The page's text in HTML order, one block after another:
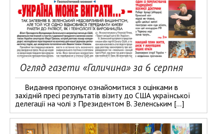
Огляд газети «Галичина» за 6 серпня
Видання пропонує ознайомитися з оцінками в
західній пресі результатів візиту до США української
делегації на чолі з Президентом В. Зеленським […]